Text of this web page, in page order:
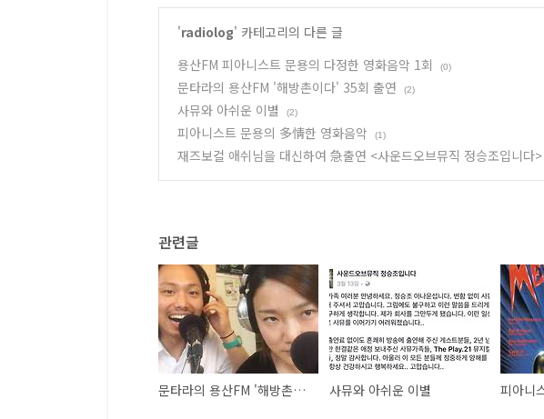
'radiolog' 카테고리의 다른 글
용산FM 피아니스트 문용의 다정한 영화음악 1회
(0)
문타라의 용산FM '해방촌이다' 35회 출연 (2)
사뮤와 아쉬운 이별 (2)
피아니스트 문용의 多情한 영화음악 (1)
재즈보컬 애쉬님을 대신하여 急출연 <사운드오브뮤직 정승조입니다>
관련글
문타라의 용산FM '해방촌이다' 35회 출연 사뮤와 아쉬운 이별